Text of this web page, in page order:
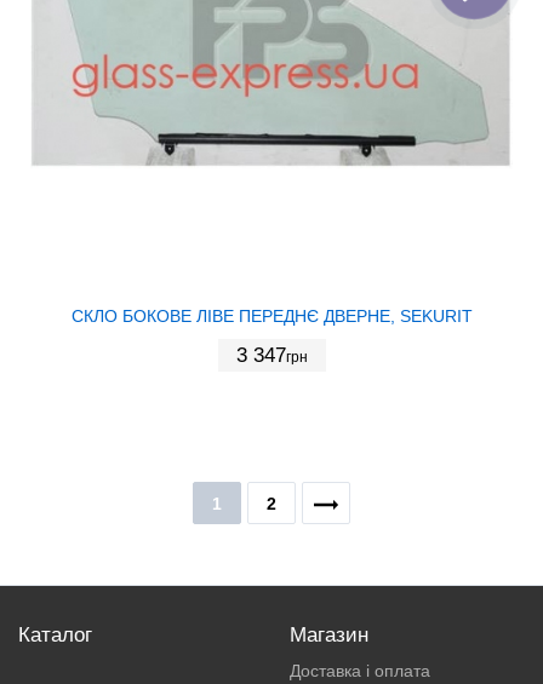
СКЛО БОКОВЕ ЛІВЕ ПЕРЕДНЄ ДВЕРНЕ, SEKURIT
3 347грн
1 2
Каталог Магазин
Доставка і оплата